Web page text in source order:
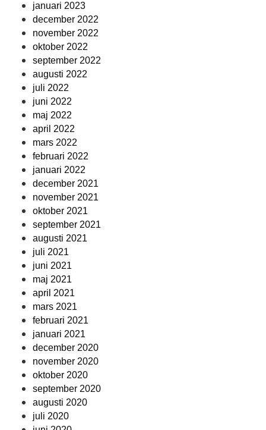
januari 2023
december 2022
november 2022
oktober 2022
september 2022
augusti 2022
juli 2022
juni 2022
maj 2022
april 2022
mars 2022
februari 2022
januari 2022
december 2021
november 2021
oktober 2021
september 2021
augusti 2021
juli 2021
juni 2021
maj 2021
april 2021
mars 2021
februari 2021
januari 2021
december 2020
november 2020
oktober 2020
september 2020
augusti 2020
juli 2020